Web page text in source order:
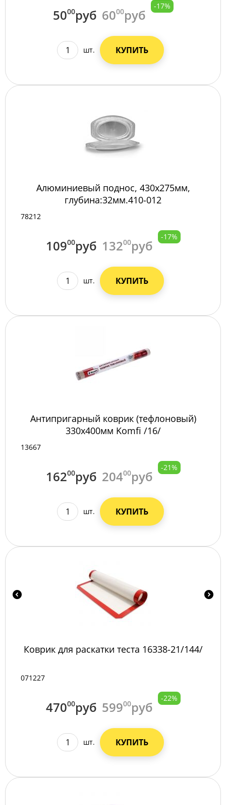
5000руб 6000руб
-17%
шт. КУПИТЬ
Алюминиевый поднос, 430х275мм,
глубина:32мм.410-012
78212
10900руб 13200руб
-17%
шт. КУПИТЬ
Антипригарный коврик (тефлоновый)
330х400мм Komfi /16/
13667
16200руб 20400руб
-21%
шт. КУПИТЬ
Коврик для раскатки теста 16338-21/144/
071227
47000руб 59900руб
-22%
шт. КУПИТЬ